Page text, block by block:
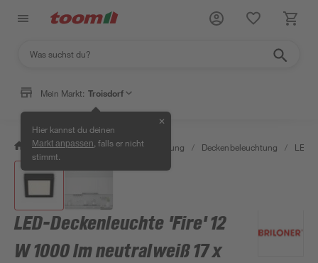
Mein Markt: Troisdorf
Hier kannst du deinen
Markt anpassen , falls er nicht
stimmt.
✕
/ Wohnen & Haushalt / Beleuchtung / Deckenbeleuchtung / LED-
LED-Deckenleuchte 'Fire' 12
W 1000 lm neutralweiß 17 x